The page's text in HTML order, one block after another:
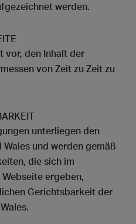
werden.
vor, den Inhalt der
von Zeit zu Zeit zu
unterliegen den
und werden gemäß
die sich im
ergeben,
Gerichtsbarkeit der